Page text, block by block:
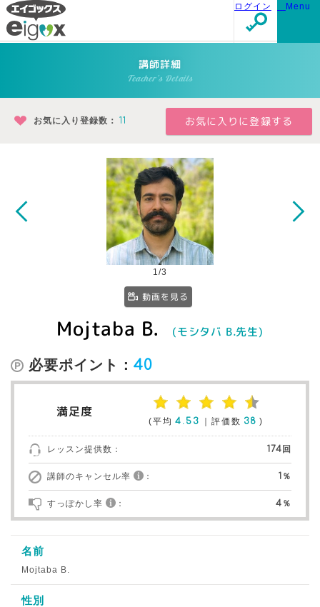
Menu
ログイン
講師詳細
Teacher's Details
1/3
動画を見る
Mojtaba B. (モシタバ B.先生)
必要ポイント： 40
満足度
(平均 4.53 ｜評価数 38 )
レッスン提供数： 174回
講師のキャンセル率 ： 1％
すっぽかし率 ： 4％
お気に入り登録数：11
名前
Mojtaba B.
性別